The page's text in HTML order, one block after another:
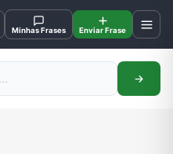
Minhas Frases Enviar Frase